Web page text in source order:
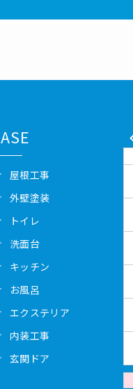
屋根工事
外壁塗装
トイレ
洗面台
キッチン
お風呂
エクステリア
内装工事
玄関ドア